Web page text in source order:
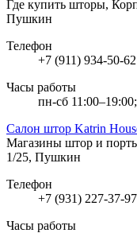
Где купить шторы,
Пушкин
Телефон
+7 (911) 934-50-62
Часы работы
пн-сб
Салон штор Katrin
Магазины штор и
1/25, Пушкин
Телефон
+7 (931) 227-37-97
Часы работы